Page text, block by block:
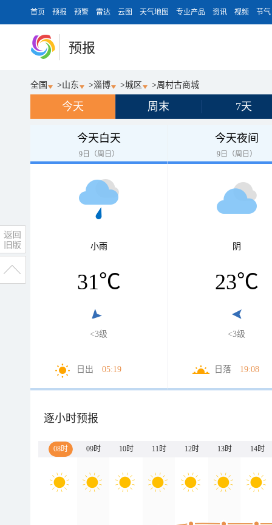
首页 预报 预警 雷达 云图 天气地图 专业产品 资讯 视频 节气
预报
全国 >山东 >淄博 >城区 >周村古商城
今天 周末 7天
今天白天
9日（周日）
小雨
31℃
<3级
日出 05:19
今天夜间
9日（周日）
阴
23℃
<3级
日落 19:08
逐小时预报
08时 09时 10时 11时 12时 13时 14时